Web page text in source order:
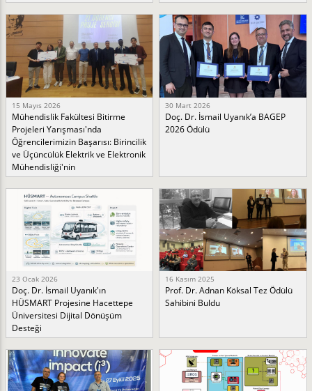
15 Mayıs 2026
Mühendislik Fakültesi Bitirme
Projeleri Yarışması'nda
Öğrencilerimizin Başarısı: Birincilik
ve Üçüncülük Elektrik ve Elektronik
Mühendisliği'nin
30 Mart 2026
Doç. Dr. İsmail Uyanık’a BAGEP
2026 Ödülü
23 Ocak 2026
Doç. Dr. İsmail Uyanık'ın
HÜSMART Projesine Hacettepe
Üniversitesi Dijital Dönüşüm
Desteği
16 Kasım 2025
Prof. Dr. Adnan Köksal Tez Ödülü
Sahibini Buldu